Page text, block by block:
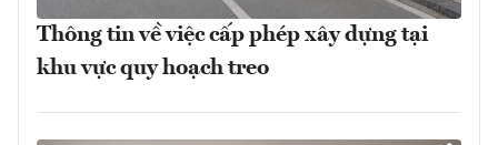
Thông tin về việc cấp phép xây dựng tại
khu vực quy hoạch treo